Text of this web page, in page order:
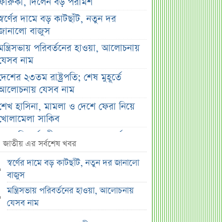
দামে বড় কাটছাঁট, নতুন দর
বাজুস
পরিবর্তনের হাওয়া, আলোচনায়
নাম
২৩তম রাষ্ট্রপতি; শেষ মুহূর্তে
যেসব নাম
হাসিনা, মামলা ও দেশে ফেরা নিয়ে
সাকিব
সরকারি কর্মচারীদের জন্য নতুন বার্তা,
বেতন ইস্যু
‘৭ নম্বর বিপদ সংকেত’ দেখাল
ঢাকা
কর্মীদের বেতন বাড়ানো নিয়ে যা
বললেন প্রতিমন্ত্রী
জাতীয় এর সর্বশেষ খবর
স্বর্ণের দামে বড় কাটছাঁট, নতুন দর জানালো
বাজুস
মন্ত্রিসভায় পরিবর্তনের হাওয়া, আলোচনায়
যেসব নাম